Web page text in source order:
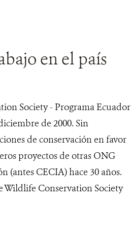
en el país
Society - Programa Ecuador
de 2000. Sin
de conservación en favor
proyectos de otras ONG
(antes CECIA) hace 30 años.
Wildlife Conservation Society